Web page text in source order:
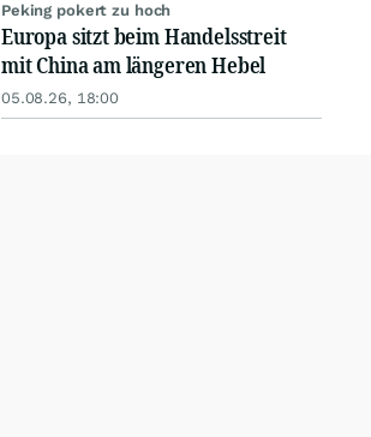
Peking pokert zu hoch
Europa sitzt beim Handelsstreit
mit China am längeren Hebel
05.08.26, 18:00